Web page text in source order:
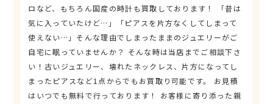
ロなど、もちろん国産の時計も買取しております！ 「昔は
気に入っていたけど…」「ピアスを片方なくしてしまって
使えない…」そんな理由でしまったままのジュエリーがご
自宅に眠っていませんか？ そんな時は当店までご相談下さ
い！古いジュエリー、壊れたネックレス、片方になってし
まったピアスなど1点からでもお買取り可能です。 お見積
はいつでも無料で行っております！ お客様に寄り添った親